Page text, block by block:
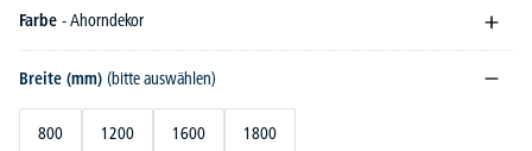
Farbe - Ahorndekor
Breite (mm) (bitte auswählen)
800 1200 1600 1800